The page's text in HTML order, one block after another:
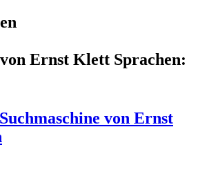
Ernst Klett Sprachen:
von Ernst